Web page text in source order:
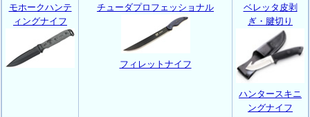
モホークハンテ
ィングナイフ
チューダプロフェッショナル
フィレットナイフ
ベレッタ皮剥
ぎ・腱切り
ハンタースキニ
ングナイフ